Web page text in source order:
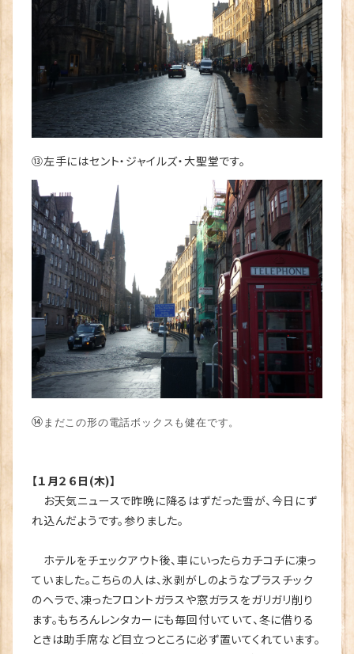
⑬左手にはセント・ジャイルズ・大聖堂です。
⑭ まだこの形の電話ボックスも健在です。
【１月２６日(木)】
お天気ニュースで昨晩に降るはずだった雪が、今日にず
れ込んだようです。参りました。
ホテルをチェックアウト後、車にいったらカチコチに凍っ
ていました。こちらの人は、氷剥がしのようなプラスチック
のヘラで、凍ったフロントガラスや窓ガラスをガリガリ削り
ます。もちろんレンタカーにも毎回付いていて、冬に借りる
ときは助手席など目立つところに必ず置いてくれています。